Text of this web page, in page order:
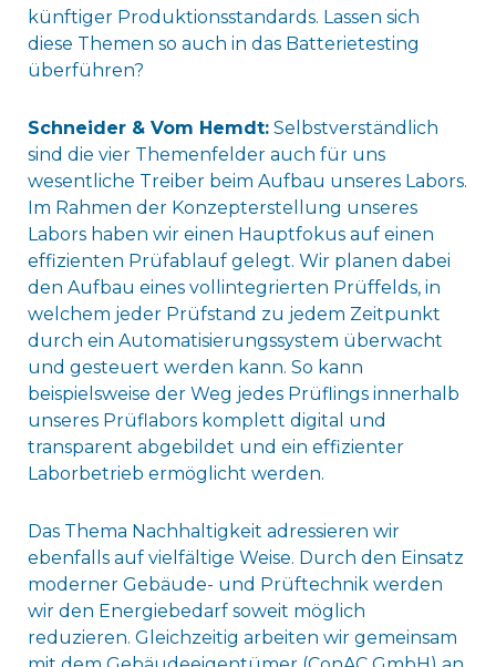
künftiger Produktionsstandards. Lassen sich
diese Themen so auch in das Batterietesting
überführen?
Schneider & Vom Hemdt:Selbstverständlich
sind die vier Themenfelder auch für uns
wesentliche Treiber beim Aufbau unseres Labors.
Im Rahmen der Konzepterstellung unseres
Labors haben wir einen Hauptfokus auf einen
effizienten Prüfablauf gelegt. Wir planen dabei
den Aufbau eines vollintegrierten Prüffelds, in
welchem jeder Prüfstand zu jedem Zeitpunkt
durch ein Automatisierungssystem überwacht
und gesteuert werden kann. So kann
beispielsweise der Weg jedes Prüflings innerhalb
unseres Prüflabors komplett digital und
transparent abgebildet und ein effizienter
Laborbetrieb ermöglicht werden.
Das Thema Nachhaltigkeit adressieren wir
ebenfalls auf vielfältige Weise. Durch den Einsatz
moderner Gebäude- und Prüftechnik werden
wir den Energiebedarf soweit möglich
reduzieren. Gleichzeitig arbeiten wir gemeinsam